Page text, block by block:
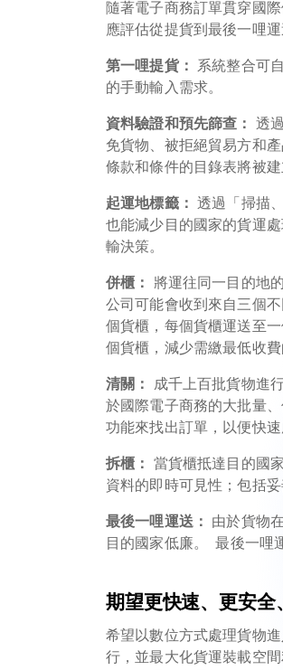
隨著電子商務訂單貫穿國
應評估從提貨到最後一哩
第一哩提貨：
系統整合可
的手動輸入需求。
資料驗證和預先篩查：
透
免貨物、被拒絕貿易方和
條款和條件的目錄表將被
起運地標籤： 透過「掃描
也能減少目的國家的貨運
輸決策。
併櫃：
將運往同一目的地
公司可能會收到來自三個
個貨櫃，每個貨櫃運送至
個貨櫃，減少需繳最低收費
清關：
成千上百批貨物進
於國際電子商務的大批量
功能來找出訂單，以便快速
拆櫃：
當貨櫃抵達目的國
資料的即時可見性；包括
最後一哩運送：
由於貨物
目的國家低廉。 最後一哩
期望更快速、更安全
希望以數位方式處理貨物
行，並最大化貨運裝載空間